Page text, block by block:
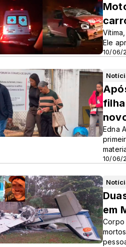
10/06/
Ele
10/06/
Edna
em
Corpo